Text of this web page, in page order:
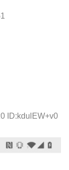
ID:kdulEW+v0